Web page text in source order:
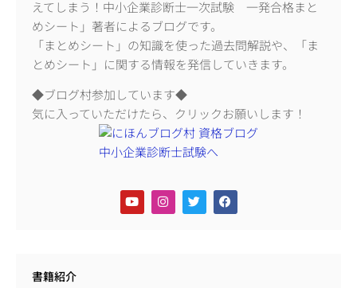
えてしまう！中小企業診断士一次試験 一発合格まと
めシート」著者によるブログです。
「まとめシート」の知識を使った過去問解説や、「ま
とめシート」に関する情報を発信していきます。
◆ブログ村参加しています◆
気に入っていただけたら、クリックお願いします！
書籍紹介